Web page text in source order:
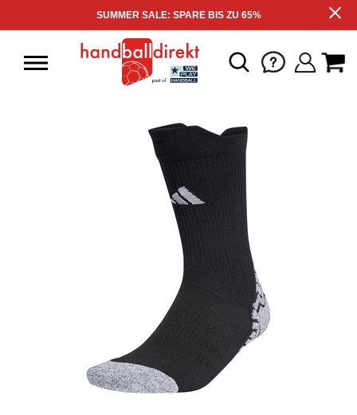
SUMMER SALE: SPARE BIS ZU 65%